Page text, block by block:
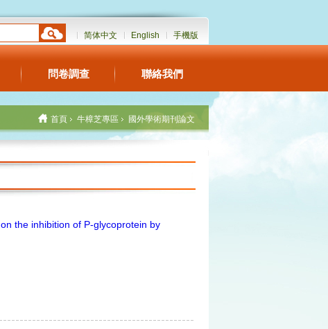
简体中文 English 手機版
問卷調查 聯絡我們
首頁 牛樟芝專區 國外學術期刊論文
on the inhibition of P-glycoprotein by